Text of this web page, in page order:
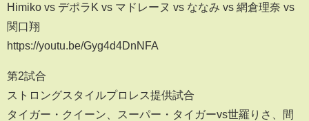
Himiko vs デポラK vs マドレーヌ vs ななみ vs 網倉理奈 vs
関口翔
https://youtu.be/Gyg4d4DnNFA
第2試合
ストロングスタイルプロレス提供試合
タイガー・クイーン、スーパー・タイガーvs世羅りさ、間